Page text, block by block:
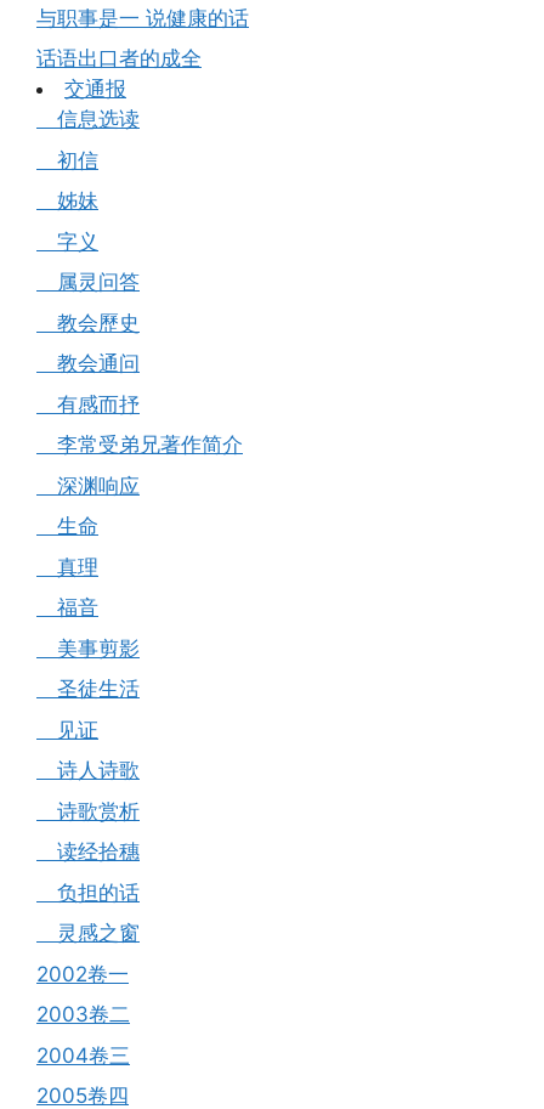
与职事是一 说健康的话
话语出口者的成全
交通报
信息选读
初信
姊妹
字义
属灵问答
教会歷史
教会通问
有感而抒
李常受弟兄著作简介
深渊响应
生命
真理
福音
美事剪影
圣徒生活
见证
诗人诗歌
诗歌赏析
读经拾穗
负担的话
灵感之窗
2002卷一
2003卷二
2004卷三
2005卷四